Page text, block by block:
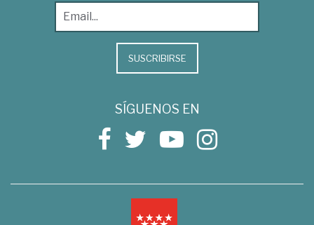
SUSCRIBIRSE
SÍGUENOS EN